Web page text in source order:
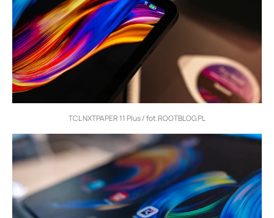
TCL NXTPAPER 11 Plus / fot.ROOTBLOG.PL